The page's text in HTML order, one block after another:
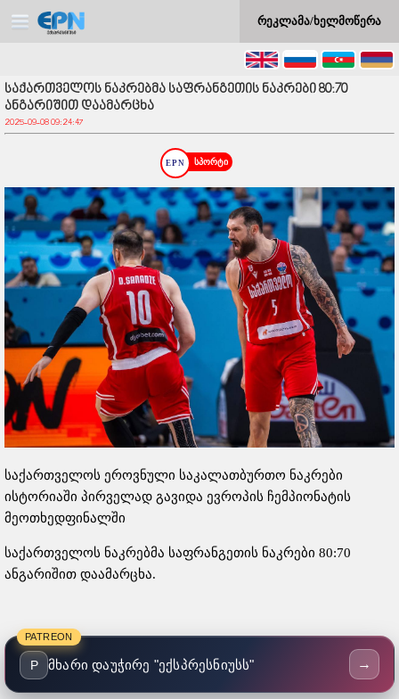
რეკლამა/ხელმოწერა
საქართველოს ნაკრებმა საფრანგეთის ნაკრები 80:70
ანგარიშით დაამარცხა
2025-09-08 09:24:47
სპორტი
საქართველოს ეროვნული საკალათბურთო ნაკრები
ისტორიაში პირველად გავიდა ევროპის ჩემპიონატის
მეოთხედფინალში
საქართველოს ნაკრებმა საფრანგეთის ნაკრები 80:70
ანგარიშით დაამარცხა.
PATREON
P მხარი დაუჭირე "ექსპრესნიუსს" →